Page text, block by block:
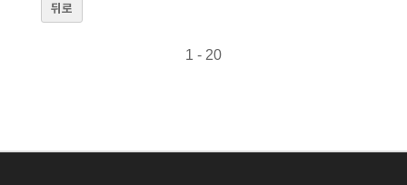
뒤로
1 - 20